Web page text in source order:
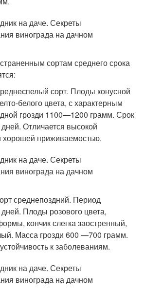
сортам среднего срока
сорт. Плоды конусной
белого цвета, с характерным
грозди 1100—1200 грамм. Срок
Отличается высокой
хорошей приживаемостью.
среднепоздний. Период
Плоды розового цвета,
кончик слегка заостренный,
Масса грозди 600 —700 грамм.
к заболеваниям.